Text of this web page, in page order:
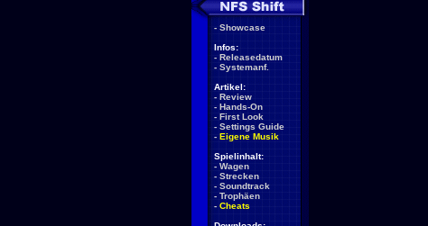
- Showcase
Infos:
- Releasedatum
- Systemanf.
Artikel:
- Review
- Hands-On
- First Look
- Settings Guide
- Eigene Musik
Spielinhalt:
- Wagen
- Strecken
- Soundtrack
- Trophäen
- Cheats